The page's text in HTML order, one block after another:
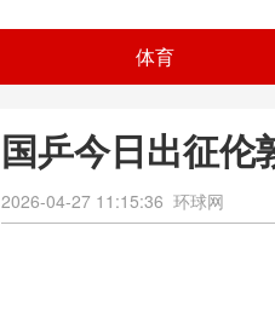
体育
国乒今日出征伦
2026-04-27 11:15:36 环球网